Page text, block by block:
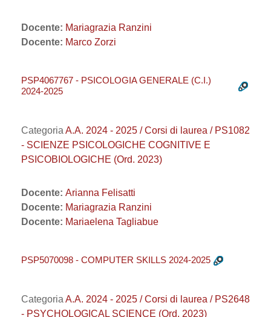
Docente: Mariagrazia Ranzini
Docente: Marco Zorzi
PSP4067767 - PSICOLOGIA GENERALE (C.I.)
2024-2025
Categoria A.A. 2024 - 2025 / Corsi di laurea / PS1082
- SCIENZE PSICOLOGICHE COGNITIVE E
PSICOBIOLOGICHE (Ord. 2023)
Docente: Arianna Felisatti
Docente: Mariagrazia Ranzini
Docente: Mariaelena Tagliabue
PSP5070098 - COMPUTER SKILLS 2024-2025
Categoria A.A. 2024 - 2025 / Corsi di laurea / PS2648
- PSYCHOLOGICAL SCIENCE (Ord. 2023)